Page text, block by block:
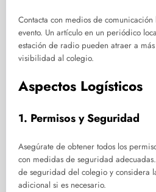
Contacta con medios de
evento. Un artículo en un periódico
estación de radio pueden atraer a
visibilidad al colegio.
Aspectos Logísticos
1. Permisos y Seguridad
Asegúrate de obtener todos los
con medidas de seguridad
de seguridad del colegio y considera
adicional si es necesario.